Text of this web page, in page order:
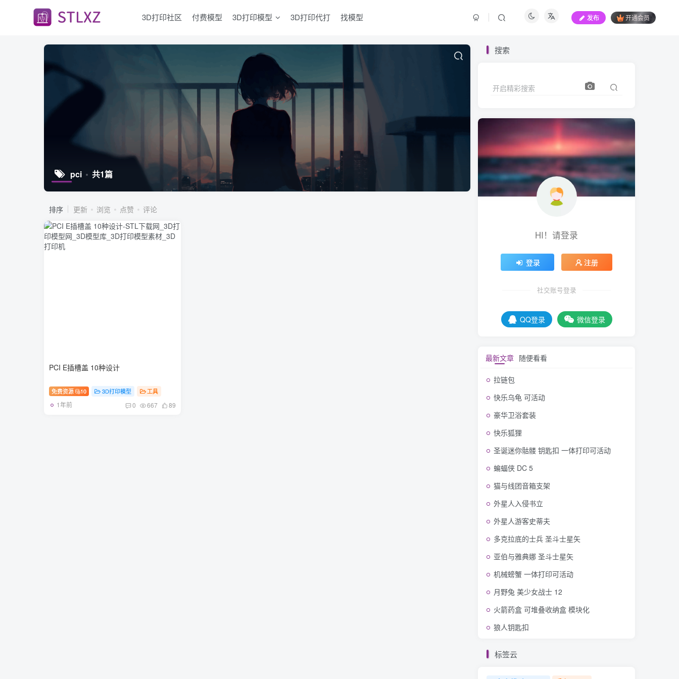
3D打印社区 付费模型 3D打印模型 3D打印代打 找模型 发布 开通会员
pci 共1篇
排序 更新 浏览 点赞 评论
PCI E插槽盖 10种设计
免费资源 10 3D打印模型 工具
1年前 0 667 89
搜索
开启精彩搜索
HI！请登录
登录 注册
社交账号登录
QQ登录 微信登录
最新文章 随便看看
拉链包
快乐乌龟 可活动
豪华卫浴套装
快乐狐狸
圣诞迷你骷髅 钥匙扣 一体打印可活动
蝙蝠侠 DC 5
猫与线团音箱支架
外星人入侵书立
外星人游客史蒂夫
多克拉底的士兵 圣斗士星矢
亚伯与雅典娜 圣斗士星矢
机械螃蟹 一体打印可活动
月野兔 美少女战士 12
火箭药盒 可堆叠收纳盒 模块化
狼人钥匙扣
标签云